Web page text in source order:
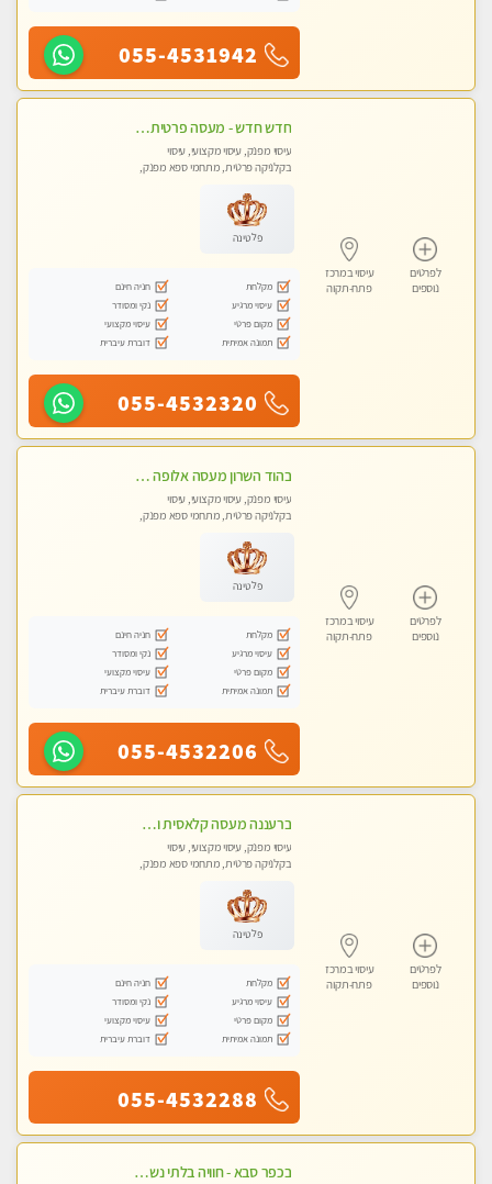
055-4531942
לפרטים
נוספים
עיסוי במרכז
פתח-תקוה
חדש חדש - מעסה פרטית עיסוי מפנק לחידוש אנרגיות עיסוי חלומי מומלץ מאוד !בהוד השרון
עיסוי מפנק, עיסוי מקצועי, עיסוי
בקלניקה פרטית, מתחמי ספא מפנק,
פלטינה
מקלחת
חניה חינם
עיסוי מרגיע
נקי ומסודר
מקום פרטי
עיסוי מקצועי
תמונה אמיתית
דוברת עיברית
055-4532320
לפרטים
נוספים
עיסוי במרכז
פתח-תקוה
בהוד השרון מעסה אלופה כל סוגי העיסויים מעסה מקצועית ואיכותית פרטי!!!
עיסוי מפנק, עיסוי מקצועי, עיסוי
בקלניקה פרטית, מתחמי ספא מפנק,
פלטינה
מקלחת
חניה חינם
עיסוי מרגיע
נקי ומסודר
מקום פרטי
עיסוי מקצועי
תמונה אמיתית
דוברת עיברית
055-4532206
לפרטים
נוספים
עיסוי במרכז
פתח-תקוה
ברעננה מעסה קלאסית ומפנקת. highly recommended..new in the city
עיסוי מפנק, עיסוי מקצועי, עיסוי
בקלניקה פרטית, מתחמי ספא מפנק,
פלטינה
מקלחת
חניה חינם
עיסוי מרגיע
נקי ומסודר
מקום פרטי
עיסוי מקצועי
תמונה אמיתית
דוברת עיברית
055-4532288
בכפר סבא - חוויה בלתי נשכחת ומפנקת במיוחד